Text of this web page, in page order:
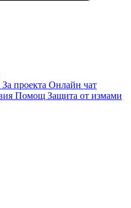
За проекта Онлайн чат
Помощ Защита от измами